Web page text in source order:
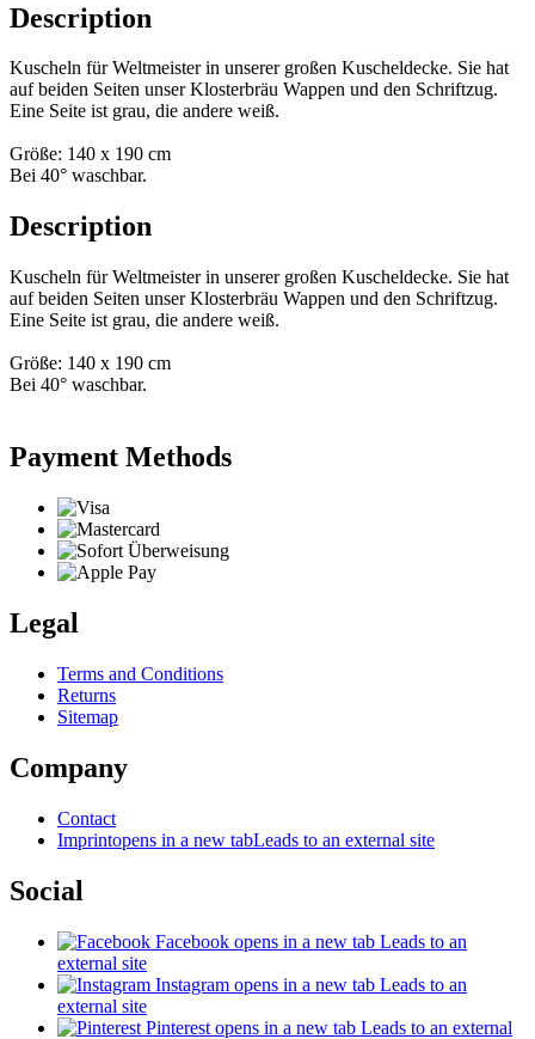
Description
Kuscheln für Weltmeister in unserer großen Kuscheldecke. Sie hat
auf beiden Seiten unser Klosterbräu Wappen und den Schriftzug.
Eine Seite ist grau, die andere weiß.
Größe: 140 x 190 cm
Bei 40° waschbar.
Description
Kuscheln für Weltmeister in unserer großen Kuscheldecke. Sie hat
auf beiden Seiten unser Klosterbräu Wappen und den Schriftzug.
Eine Seite ist grau, die andere weiß.
Größe: 140 x 190 cm
Bei 40° waschbar.
Payment Methods
Legal
Terms and Conditions
Returns
Sitemap
Company
Contact
Imprintopens in a new tabLeads to an external site
Social
Facebook opens in a new tab Leads to an
external site
Instagram opens in a new tab Leads to an
external site
Pinterest opens in a new tab Leads to an external